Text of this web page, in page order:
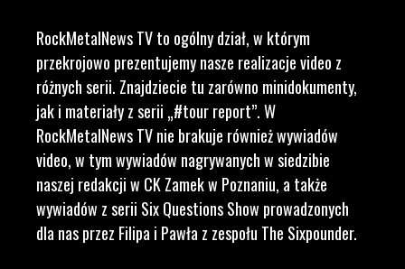
RockMetalNews TV to ogólny dział, w którym
przekrojowo prezentujemy nasze realizacje video z
różnych serii. Znajdziecie tu zarówno minidokumenty,
jak i materiały z serii „#tour report”. W
RockMetalNews TV nie brakuje również wywiadów
video, w tym wywiadów nagrywanych w siedzibie
naszej redakcji w CK Zamek w Poznaniu, a także
wywiadów z serii Six Questions Show prowadzonych
dla nas przez Filipa i Pawła z zespołu The Sixpounder.